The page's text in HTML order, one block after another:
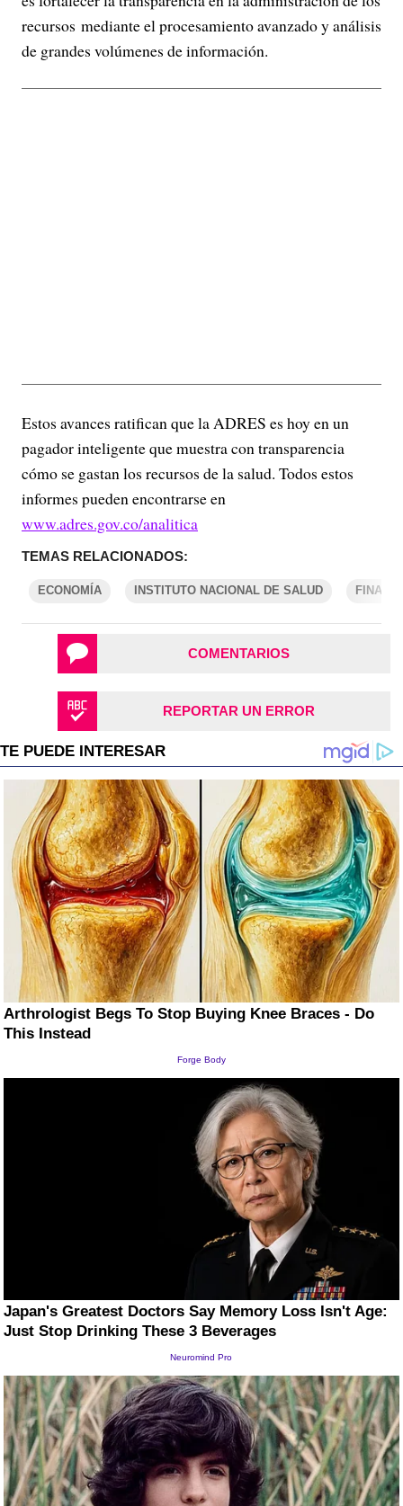
recursos mediante el procesamiento avanzado y análisis
de grandes volúmenes de información.
Estos avances ratifican que la ADRES es hoy en un
pagador inteligente que muestra con transparencia
cómo se gastan los recursos de la salud. Todos estos
informes pueden encontrarse en
www.adres.gov.co/analitica
TEMAS RELACIONADOS:
ECONOMÍA INSTITUTO NACIONAL DE SALUD
COMENTARIOS
REPORTAR UN ERROR